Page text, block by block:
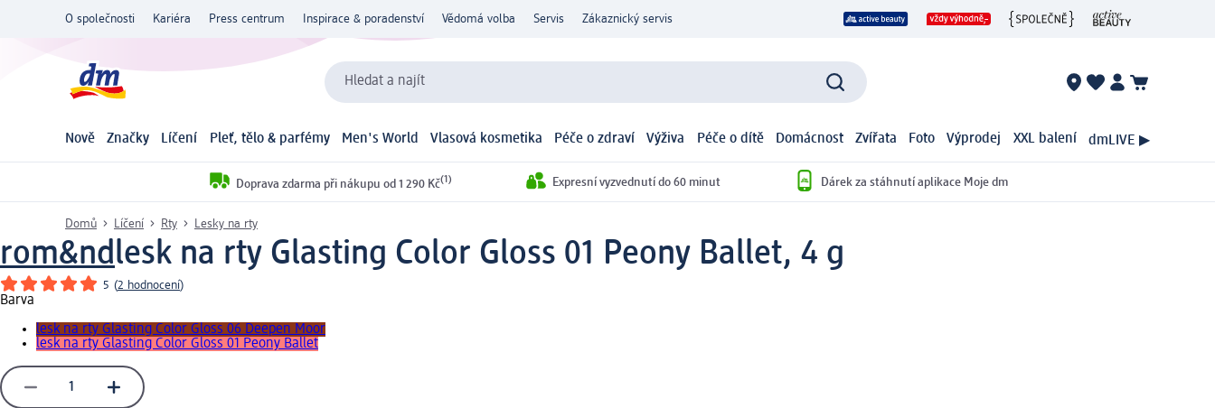
O společnosti Kariéra Press centrum Inspirace & poradenství Vědomá volba Servis Zákaznický servis
Hledat a najít
Nově Značky Líčení Pleť, tělo & parfémy Men's World Vlasová kosmetika Péče o zdraví Výživa Péče o dítě Domácnost Zvířata Foto Výprodej XXL balení dmLIVE ▶
Doprava zdarma při nákupu od 1 290 Kč(1) Expresní vyzvednutí do 60 minut Dárek za stáhnutí aplikace Moje dm
Domů Líčení Rty Lesky na rty
rom&ndlesk na rty Glasting Color Gloss 01 Peony Ballet, 4 g
5 (2 hodnocení)
Barva
lesk na rty Glasting Color Gloss 06 Deepen Moor
lesk na rty Glasting Color Gloss 01 Peony Ballet